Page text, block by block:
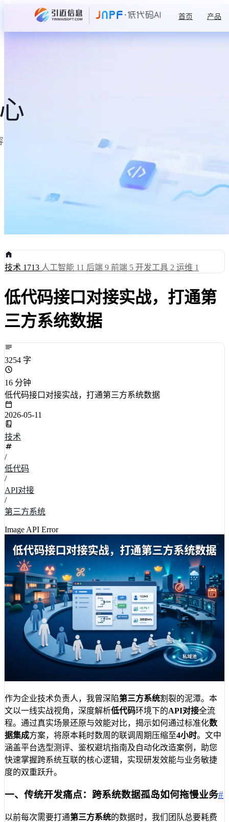
首页 产品
技术 1713 人工智能 11 后端 9 前端 5 开发工具 2 运维 1
低代码接口对接实战，打通第
三方系统数据
3254 字
16 分钟
低代码接口对接实战，打通第三方系统数据
2026-05-11
技术
/
低代码
/
API对接
/
第三方系统
Image API Error
作为企业技术负责人，我曾深陷第三方系统割裂的泥潭。本
文以一线实战视角，深度解析低代码环境下的API对接全流
程。通过真实场景还原与效能对比，揭示如何通过标准化数
据集成方案，将原本耗时数周的联调周期压缩至4小时。文中
涵盖平台选型测评、鉴权避坑指南及自动化改造案例，助您
快速掌握跨系统互联的核心逻辑，实现研发效能与业务敏捷
度的双重跃升。
一、传统开发痛点：跨系统数据孤岛如何拖慢业务#
以前每次需要打通第三方系统的数据时，我们团队总要耗费